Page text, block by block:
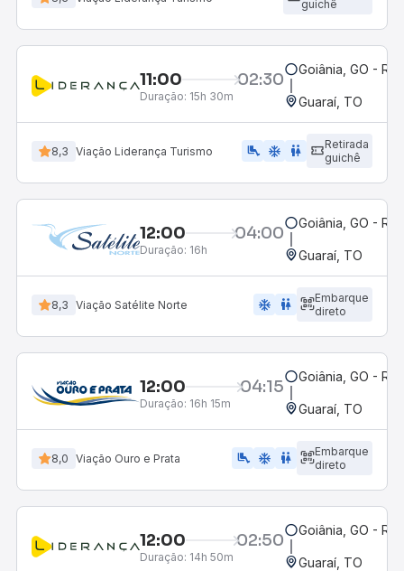
guichê
11:00 02:30
Duração: 15h 30m
Goiânia, GO -
Guaraí, TO
8,3 Viação Liderança Turismo airline_seat_legroom_extra ac_unit wc
Retirada
guichê
12:00 04:00
Duração: 16h
Goiânia, GO -
Guaraí, TO
8,3 Viação Satélite Norte ac_unit wc
Embarque
direto
12:00 04:15
Duração: 16h 15m
Goiânia, GO -
Guaraí, TO
8,0 Viação Ouro e Prata airline_seat_legroom_extra ac_unit WC
Embarque
direto
12:00 02:50
Duração: 14h 50m
Goiânia, GO -
Guaraí, TO